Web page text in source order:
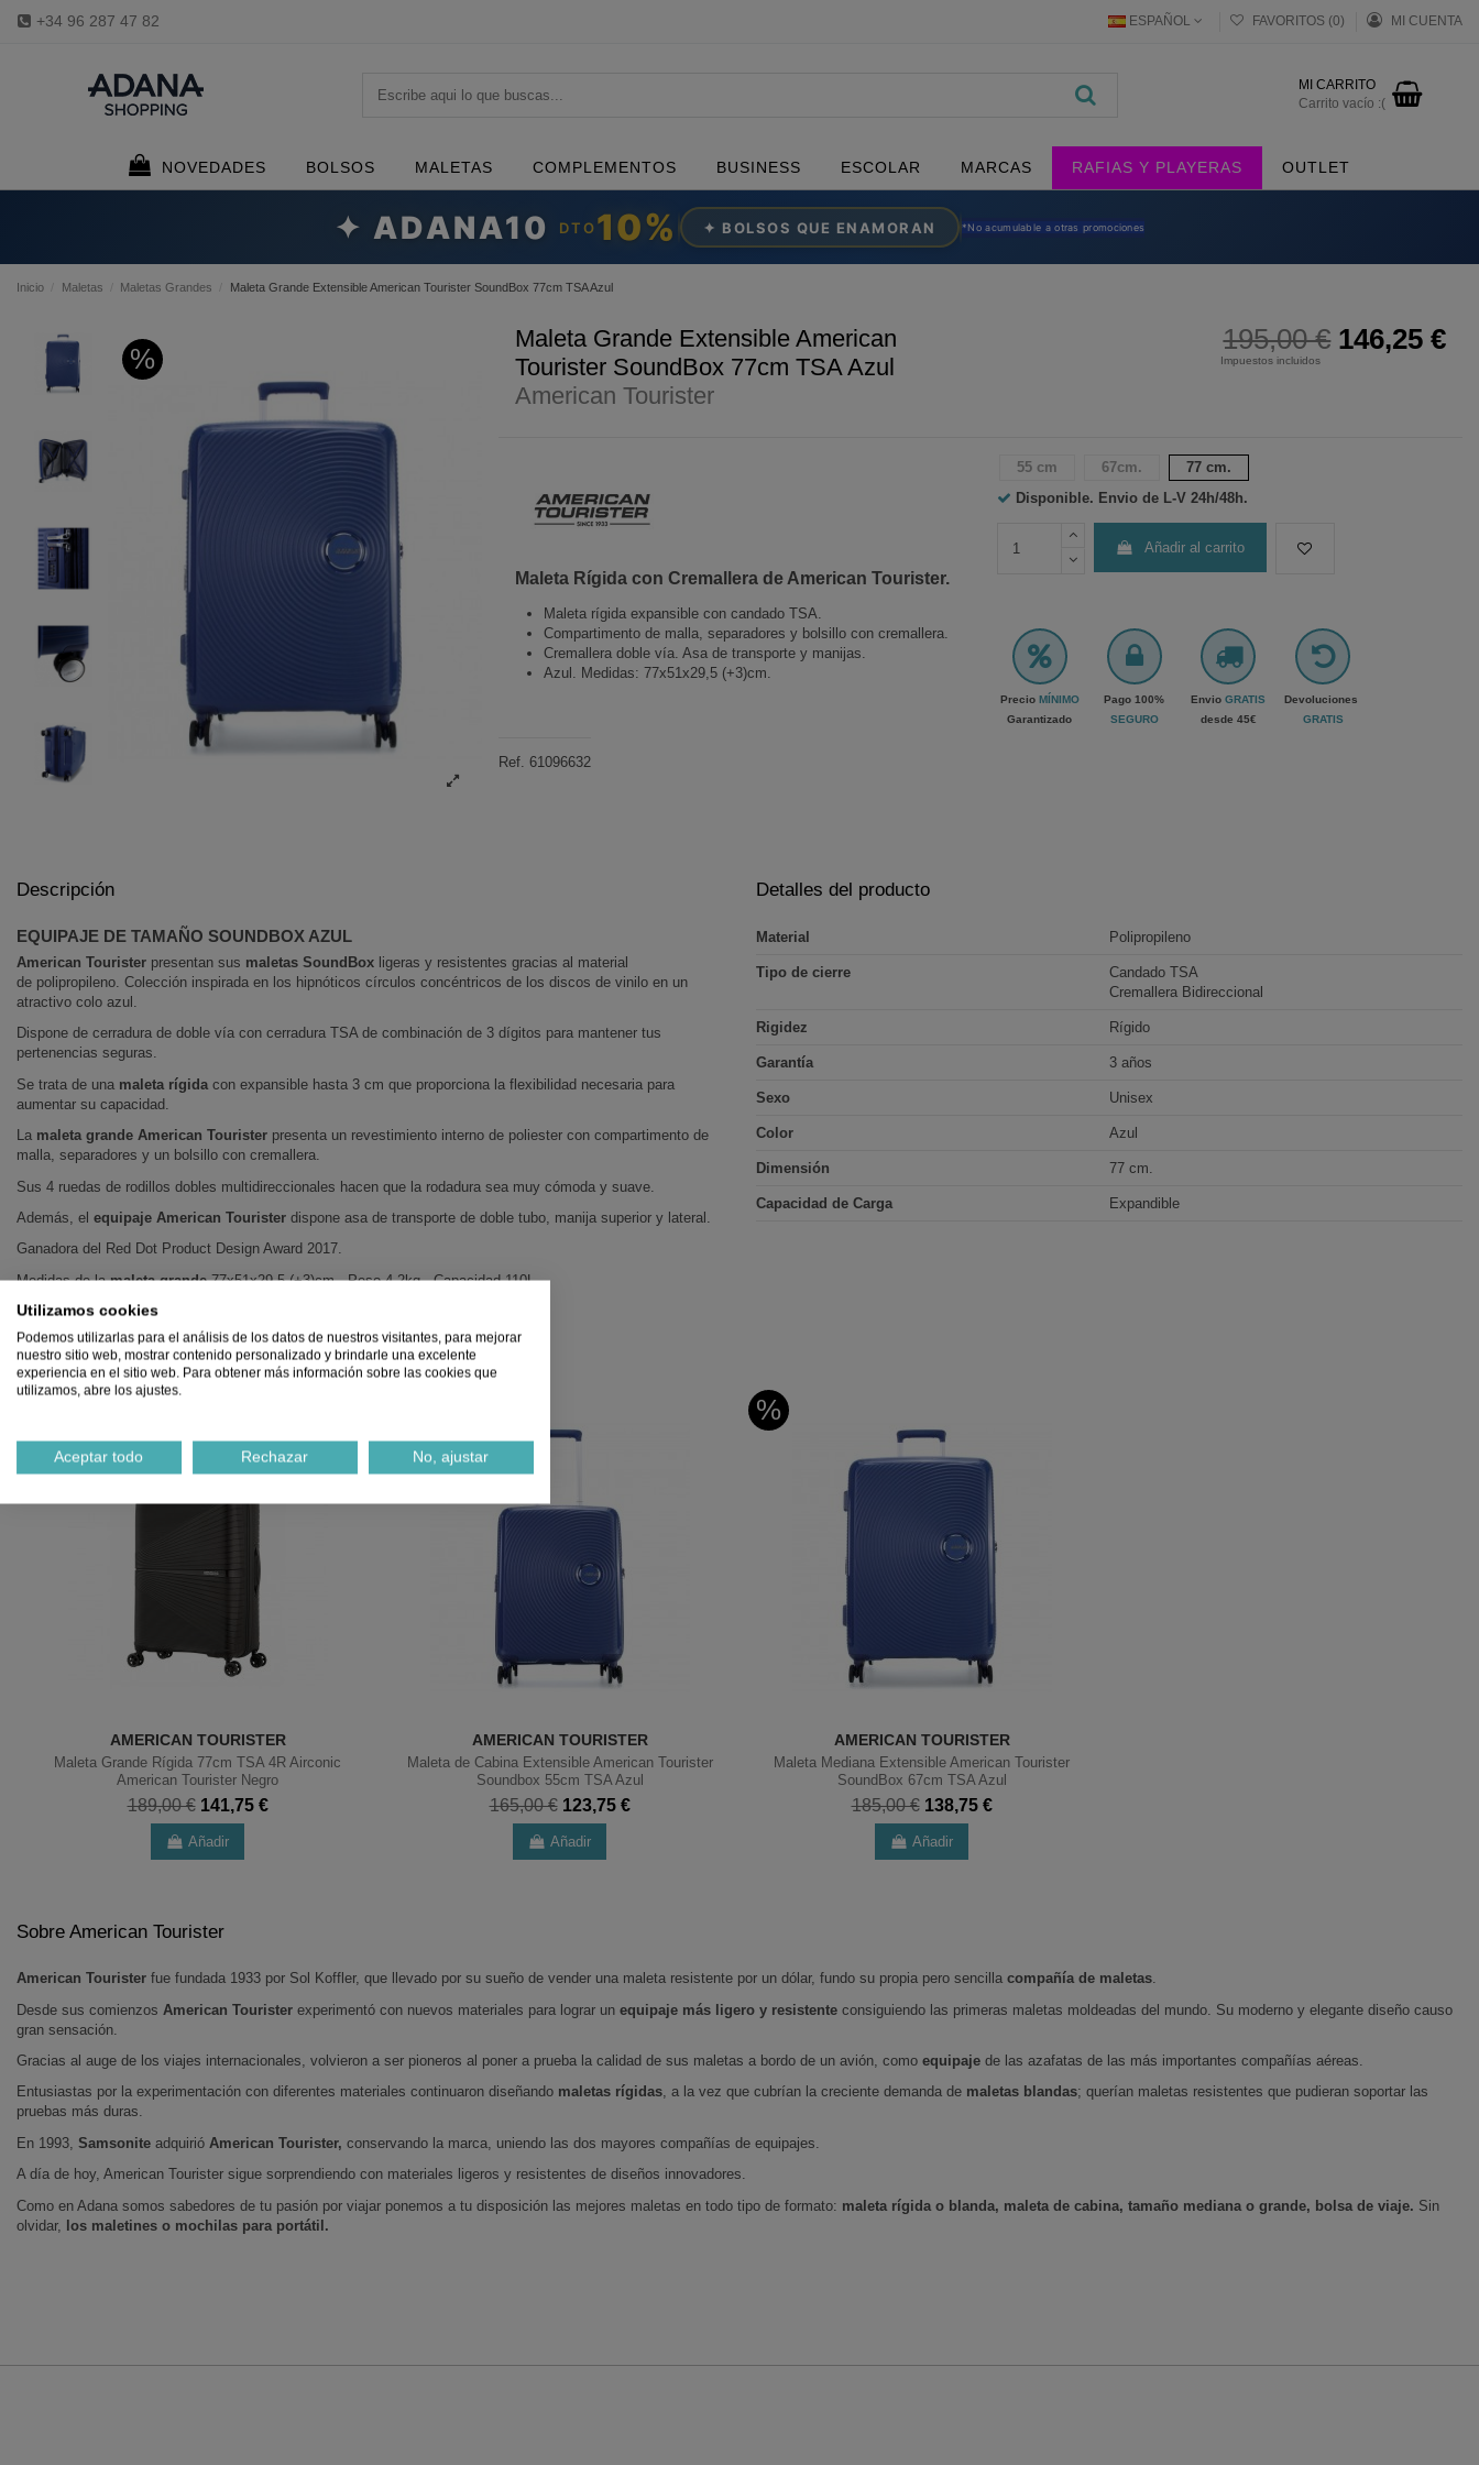
+34 96 287 47 82 ESPAÑOL FAVORITOS (0) MI CUENTA
MI CARRITO
Carrito vacío :(
NOVEDADES BOLSOS MALETAS COMPLEMENTOS BUSINESS ESCOLAR MARCAS RAFIAS Y PLAYERAS OUTLET
✦ ADANA10 DTO10% ✦ BOLSOS QUE ENAMORAN *No acumulable a otras promociones
Inicio Maletas Maletas Grandes Maleta Grande Extensible American Tourister SoundBox 77cm TSA Azul
%
Maleta Grande Extensible American
Tourister SoundBox 77cm TSA Azul
American Tourister
195,00 € 146,25 €
Impuestos incluidos
Maleta Rígida con Cremallera de American Tourister.
Maleta rígida expansible con candado TSA.
Compartimento de malla, separadores y bolsillo con cremallera.
Cremallera doble vía. Asa de transporte y manijas.
Azul. Medidas: 77x51x29,5 (+3)cm.
55 cm 67cm.
77 cm.
Disponible. Envio de L-V 24h/48h.
Añadir al carrito
Precio MÍNIMO
Garantizado
Pago 100%
SEGURO
EnvioGRATIS
desde 45€
Devoluciones
GRATIS
Ref. 61096632
Descripción
EQUIPAJE DE TAMAÑO SOUNDBOX AZUL
American Tourister presentan sus maletas SoundBox ligeras y resistentes gracias al material
de polipropileno. Colección inspirada en los hipnóticos círculos concéntricos de los discos de vinilo en un
atractivo colo azul.
Dispone de cerradura de doble vía con cerradura TSA de combinación de 3 dígitos para mantener tus
pertenencias seguras.
Se trata de una maleta rígida con expansible hasta 3 cm que proporciona la flexibilidad necesaria para
aumentar su capacidad.
La maleta grande American Tourister presenta un revestimiento interno de poliester con compartimento de
malla, separadores y un bolsillo con cremallera.
Sus 4 ruedas de rodillos dobles multidireccionales hacen que la rodadura sea muy cómoda y suave.
Además, el equipaje American Tourister dispone asa de transporte de doble tubo, manija superior y lateral.
Ganadora del Red Dot Product Design Award 2017.
Medidas de lamaleta grande77x51x29,5 (+3)cm - Peso 4,2kg - Capacidad 110L.
Detalles del producto
Material Polipropileno
Tipo de cierre
Candado TSA
Cremallera Bidireccional
Rigidez Rígido
Garantía 3 años
Sexo Unisex
Color Azul
Dimensión 77 cm.
Capacidad de Carga Expandible
Productos relacionados
AMERICAN TOURISTER
Maleta Grande Rígida 77cm TSA 4R Airconic
American Tourister Negro
189,00 € 141,75 €
Añadir
AMERICAN TOURISTER
Maleta de Cabina Extensible American Tourister
Soundbox 55cm TSA Azul
165,00 € 123,75 €
Añadir
%
AMERICAN TOURISTER
Maleta Mediana Extensible American Tourister
SoundBox 67cm TSA Azul
185,00 € 138,75 €
Añadir
Sobre American Tourister
American Tourister fue fundada 1933 por Sol Koffler, que llevado por su sueño de vender una maleta resistente por un dólar, fundo su propia pero sencilla compañía de maletas.
Desde sus comienzos American Tourister experimentó con nuevos materiales para lograr un equipaje más ligero y resistente consiguiendo las primeras maletas moldeadas del mundo. Su moderno y elegante diseño causo
gran sensación.
Gracias al auge de los viajes internacionales, volvieron a ser pioneros al poner a prueba la calidad de sus maletas a bordo de un avión, como equipaje de las azafatas de las más importantes compañías aéreas.
Entusiastas por la experimentación con diferentes materiales continuaron diseñando maletas rígidas, a la vez que cubrían la creciente demanda de maletas blandas; querían maletas resistentes que pudieran soportar las
pruebas más duras.
En 1993, Samsonite adquirió American Tourister, conservando la marca, uniendo las dos mayores compañías de equipajes.
A día de hoy, American Tourister sigue sorprendiendo con materiales ligeros y resistentes de diseños innovadores.
Como en Adana somos sabedores de tu pasión por viajar ponemos a tu disposición las mejores maletas en todo tipo de formato: maleta rígida o blanda, maleta de cabina, tamaño mediana o grande, bolsa de viaje. Sin
olvidar, los maletines o mochilas para portátil.
Utilizamos cookies
Podemos utilizarlas para el análisis de los datos de nuestros visitantes, para mejorar
nuestro sitio web, mostrar contenido personalizado y brindarle una excelente
experiencia en el sitio web. Para obtener más información sobre las cookies que
utilizamos, abre los ajustes.
Aceptar todo Rechazar No, ajustar